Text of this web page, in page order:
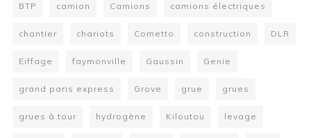
BTP camion Camions camions électriques
chantier chariots Cometto construction DLR
Eiffage faymonville Gaussin Genie
grand paris express Grove grue grues
grues à tour hydrogène Kiloutou levage